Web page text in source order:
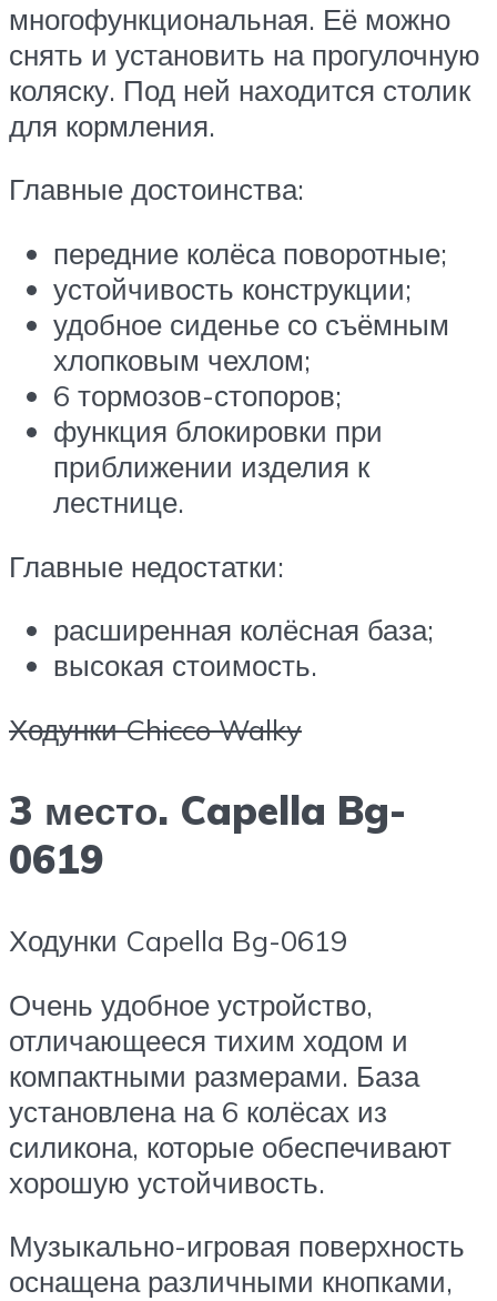
многофункциональная. Её можно
снять и установить на прогулочную
коляску. Под ней находится столик
для кормления.
Главные достоинства:
передние колёса поворотные;
устойчивость конструкции;
удобное сиденье со съёмным
хлопковым чехлом;
6 тормозов-стопоров;
функция блокировки при
приближении изделия к
лестнице.
Главные недостатки:
расширенная колёсная база;
высокая стоимость.
Ходунки Chicco Walky
3 место. Capella Bg-
0619
Ходунки Capella Bg-0619
Очень удобное устройство,
отличающееся тихим ходом и
компактными размерами. База
установлена на 6 колёсах из
силикона, которые обеспечивают
хорошую устойчивость.
Музыкально-игровая поверхность
оснащена различными кнопками,